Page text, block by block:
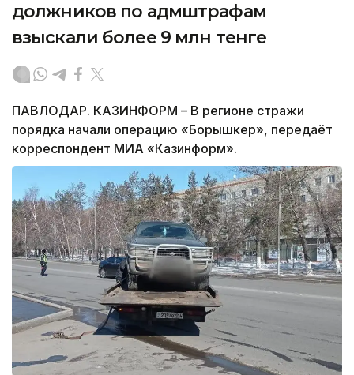
должников по адмштрафам
взыскали более 9 млн тенге
ПАВЛОДАР. КАЗИНФОРМ – В регионе стражи
порядка начали операцию «Борышкер», передаёт
корреспондент МИА «Казинформ».